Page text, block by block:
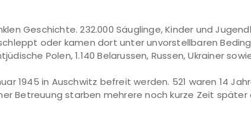
Geschichte. 232.000 Säuglinge, Kinder und
oder kamen dort unter unvorstellbaren
Polen, 1.140 Belarussen, Russen, Ukrainer
1945 in Auschwitz befreit werden. 521 waren 14
Betreuung starben mehrere noch kurze Zeit später